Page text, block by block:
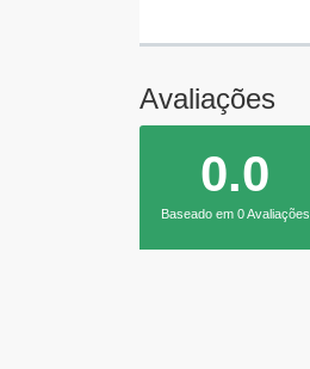
Avaliações
0.0
Baseado em 0 Avaliações